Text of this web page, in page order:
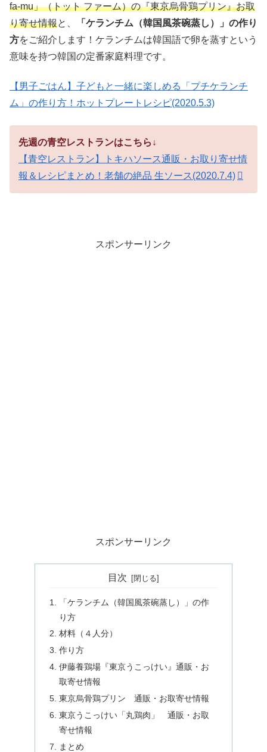
fa-mu」（トット ファーム）の『東京烏骨鶏プリン』お取
り寄せ情報と、
「ケランチム（韓国風茶碗蒸し）」の作り
方をご紹介します！ケランチムは韓国語で卵を蒸すという
意味を持つ韓国の定番家庭料理です。
【男子ごはん】子どもと一緒に楽しめる「プチケランチ
ム」の作り方！ホットプレートレシピ(2020.5.3)
先週の青空レストランはこちら↓
【青空レストラン】トキハソース通販・お取り寄せ情
報＆レシピまとめ！老舗の絶品 生ソース(2020.7.4)
スポンサーリンク
スポンサーリンク
目次
「ケランチム（韓国風茶碗蒸し）」の作
り方
材料（４人分）
作り方
伊藤養鶏場『東京うこっけい』通販・お
取寄せ情報
東京烏骨鶏プリン 通販・お取寄せ情報
東京うこっけい「丸鶏肉」 通販・お取
寄せ情報
まとめ